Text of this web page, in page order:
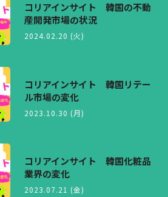
コリアインサイト 韓国の不動
産開発市場の状況
2024.02.20 (火)
コリアインサイト 韓国リテー
ル市場の変化
2023.10.30 (月)
コリアインサイト 韓国化粧品
業界の変化
2023.07.21 (金)